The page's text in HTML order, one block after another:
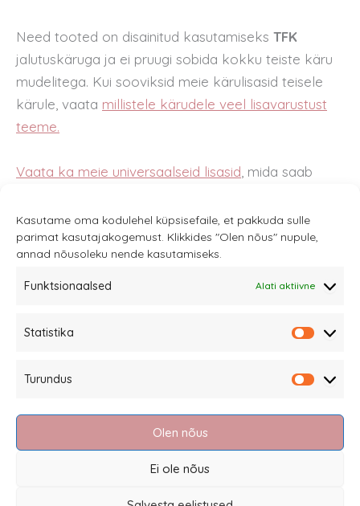
Kasutame oma kodulehel küpsisefaile, et pakkuda sulle
parimat kasutajakogemust. Klikkides "Olen nõus" nupule,
annad nõusoleku nende kasutamiseks.
Funktsionaalsed Alati aktiivne
Statistika
Turundus
Olen nõus
Ei ole nõus
Need tooted on disainitud kasutamiseks TFK
jalutuskäruga ja ei pruugi sobida kokku teiste käru
mudelitega. Kui sooviksid meie kärulisasid teisele
kärule, vaata millistele kärudele veel lisavarustust
teeme.
Vaata ka meie universaalseid lisasid , mida saab
Müügitingimused
Kauba tagastamine